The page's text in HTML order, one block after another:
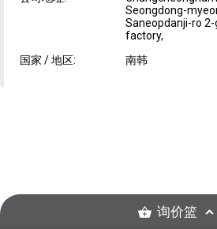
Seongdong-
Saneopdanji-ro
factory,
国家 / 地区:
南韩
询价篮